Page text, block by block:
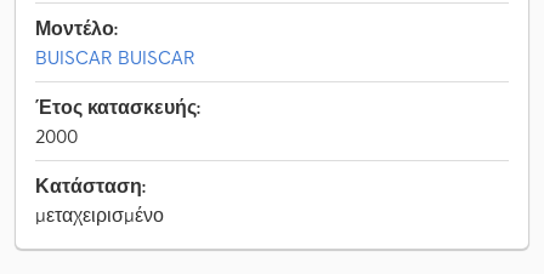
Μοντέλο:
BUISCAR BUISCAR
Έτος κατασκευής:
2000
Κατάσταση:
μεταχειρισμένο